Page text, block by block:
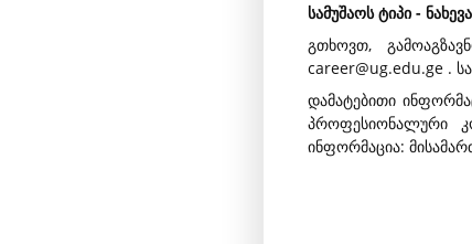
სამუშაოს ტიპი -
გთხოვთ,
career@ug.edu.ge .
დამატებითი
პროფესიონალური
ინფორმაცია: